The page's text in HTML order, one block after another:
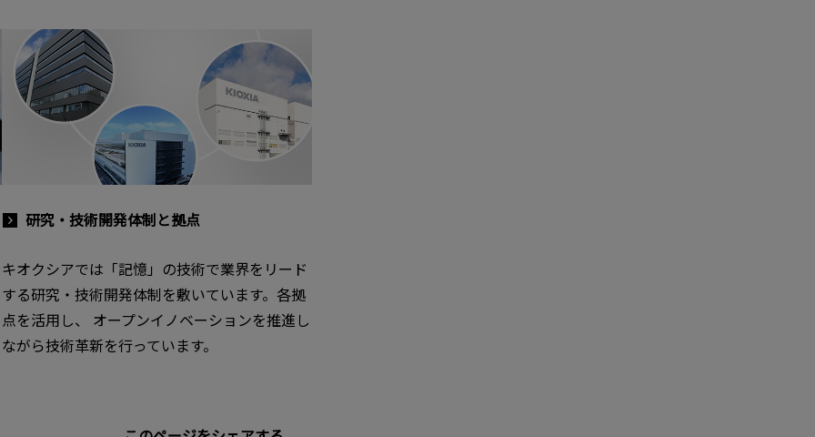
研究・技術開発体制と拠点
キオクシアでは「記憶」の技術で業界をリード
する研究・技術開発体制を敷いています。各拠
点を活用し、 オープンイノベーションを推進し
ながら技術革新を行っています。